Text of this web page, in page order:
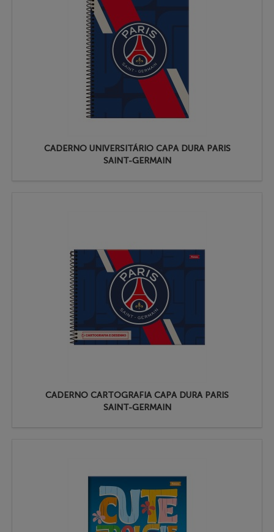
CADERNO UNIVERSITÁRIO CAPA DURA PARIS
SAINT-GERMAIN
CADERNO CARTOGRAFIA CAPA DURA PARIS
SAINT-GERMAIN